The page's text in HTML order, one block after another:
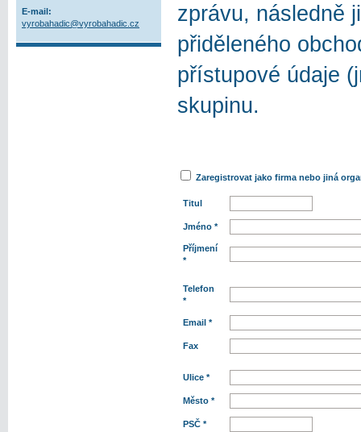
E-mail:
vyrobahadic@vyrobahadic.cz
zprávu, následně
přiděleného
přístupové údaje
skupinu.
Zaregistrovat jako firma nebo jiná
Titul
Jméno *
Příjmení
*
Telefon
*
Email *
Fax
Ulice *
Město *
PSČ *